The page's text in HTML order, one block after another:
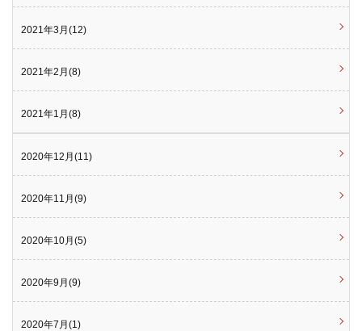
2021年3月(12)
2021年2月(8)
2021年1月(8)
2020年12月(11)
2020年11月(9)
2020年10月(5)
2020年9月(9)
2020年7月(1)